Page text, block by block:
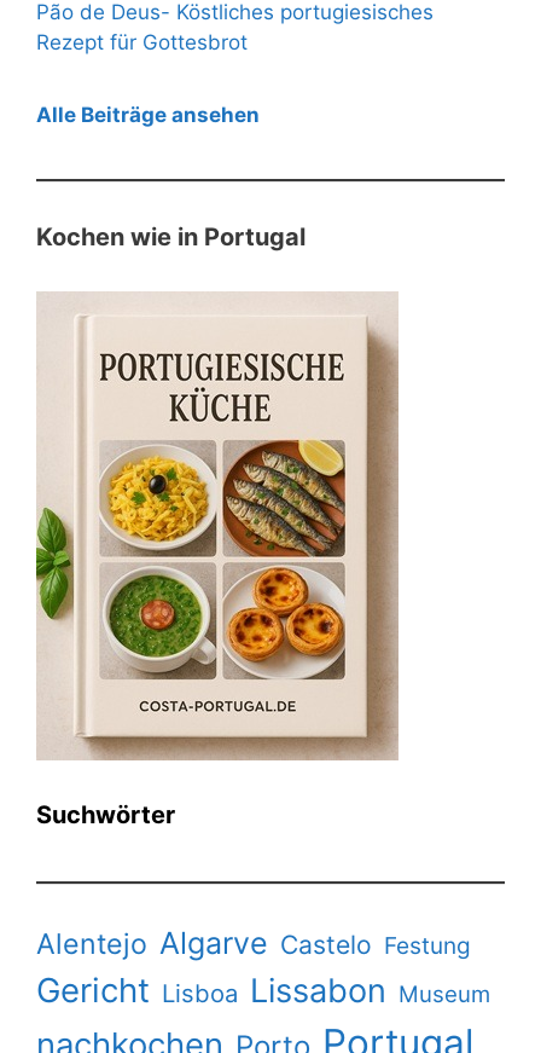
Pão de Deus- Köstliches portugiesisches
Rezept für Gottesbrot
Alle Beiträge ansehen
Kochen wie in Portugal
Suchwörter
Alentejo Algarve Castelo Festung
Gericht Lisboa Lissabon Museum
nachkochen Porto Portugal